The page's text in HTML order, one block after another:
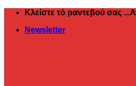
Μετάβαση
περιεχόμενο
Κλείστε τό ραντεβού σας
Newsletter